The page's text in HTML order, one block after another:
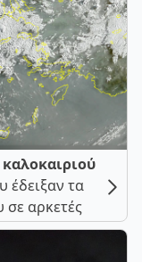
έδειξαν τα
αρκετές